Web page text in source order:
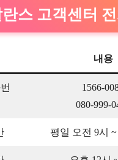
스 고객센터
내용
1566-
080-999-
평일 오전 9시 ~